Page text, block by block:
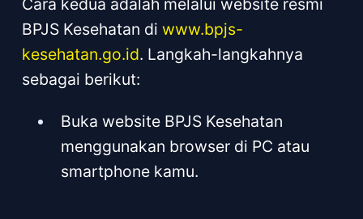
BPJS Kesehatan di www.bpjs-
kesehatan.go.id. Langkah-langkahnya
sebagai berikut:
Buka website BPJS Kesehatan
menggunakan browser di PC atau
smartphone kamu.